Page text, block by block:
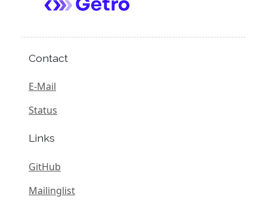
Contact
E-Mail
Status
Links
GitHub
Mailinglist